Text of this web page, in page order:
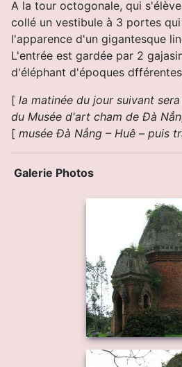
A la tour octogonale, qui
collé un vestibule à 3 portes
l'apparence d'un gigantesque
L'entrée est gardée par 2
d'éléphant d'époques
[ la matinée du jour suivant
du Musée d'art cham de Ðà
[ musée Ðà Nẳng – Huê – puis
Galerie Photos